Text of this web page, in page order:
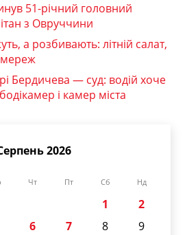
51-річний головний
з Овруччини
а розбивають: літній салат,
Бердичева — суд: водій хоче
і камер міста
2026
Чт Пт Сб Нд
1
2
6 7 8
9